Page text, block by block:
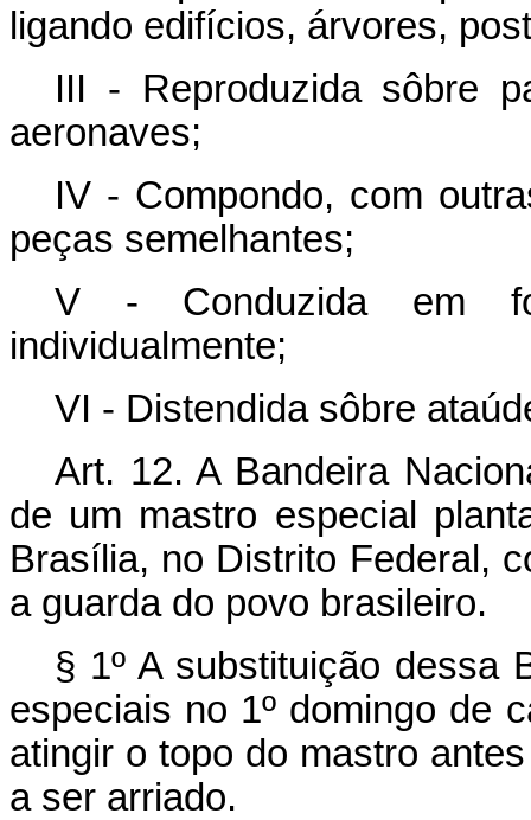
ligando edifícios, árvores,
III - Reproduzida sôbre
aeronaves;
IV - Compondo, com
peças semelhantes;
V - Conduzida em
individualmente;
VI - Distendida sôbre
Art. 12. A Bandeira
de um mastro especial
Brasília, no Distrito Federal,
a guarda do povo brasileiro.
§ 1º A substituição dessa
especiais no 1º domingo de
atingir o topo do mastro
a ser arriado.